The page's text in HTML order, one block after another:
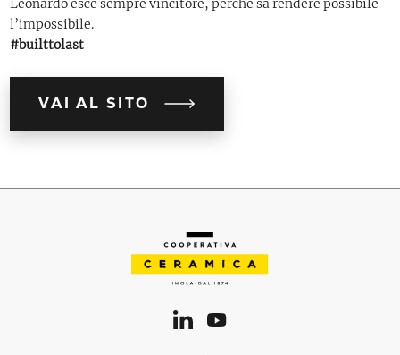
Leonardo esce sempre vincitore, perché sa rendere possibile
l’impossibile.
#builttolast
VAI AL SITO